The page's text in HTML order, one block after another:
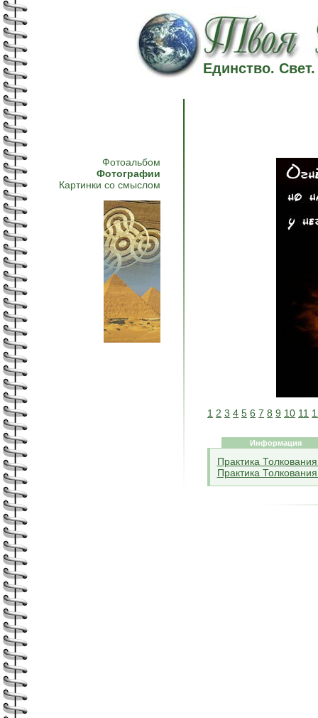
Единство.
Фотоальбом
Фотографии
Картинки со смыслом
1 2 3 4 5 6 7 8 9 10 11
Информация
Практика
Практика